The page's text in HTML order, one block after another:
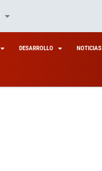
DESARROLLO NOTICIAS